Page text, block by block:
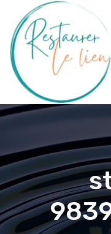
c
t
n
u
Mettre l'humain au coeur du processus de décision